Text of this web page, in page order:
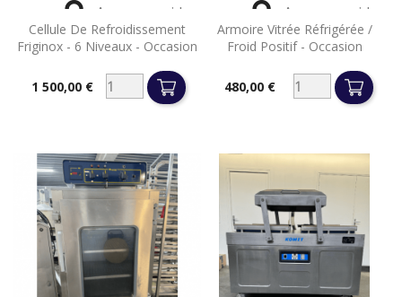
Cellule De Refroidissement
Friginox - 6 Niveaux - Occasion
Prix1 500,00 €
 Aperçu rapide
Armoire Vitrée Réfrigérée /
Froid Positif - Occasion
Prix480,00 €
 Aperçu rapide